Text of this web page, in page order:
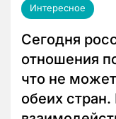
Интересное
Сегодня
отношения
что не
обеих